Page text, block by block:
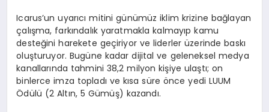
Icarus’un uyarıcı mitini günümüz iklim krizine bağlayan
çalışma, farkındalık yaratmakla kalmayıp kamu
desteğini harekete geçiriyor ve liderler üzerinde baskı
oluşturuyor. Bugüne kadar dijital ve geleneksel medya
kanallarında tahmini 38,2 milyon kişiye ulaştı; on
binlerce imza topladı ve kısa süre önce yedi LUUM
Ödülü (2 Altın, 5 Gümüş) kazandı.